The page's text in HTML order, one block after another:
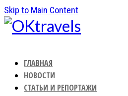
Skip to Main Content
ГЛАВНАЯ
НОВОСТИ
СТАТЬИ И РЕПОРТАЖИ